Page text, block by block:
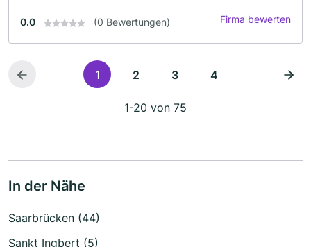
0.0 (0 Bewertungen) Firma bewerten
1 2 3 4
1-20 von 75
In der Nähe
Saarbrücken (44)
Sankt Ingbert (5)